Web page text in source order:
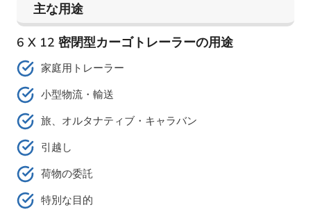
主な用途
6 X 12 密閉型カーゴトレーラーの用途
家庭用トレーラー
小型物流・輸送
旅、オルタナティブ・キャラバン
引越し
荷物の委託
特別な目的